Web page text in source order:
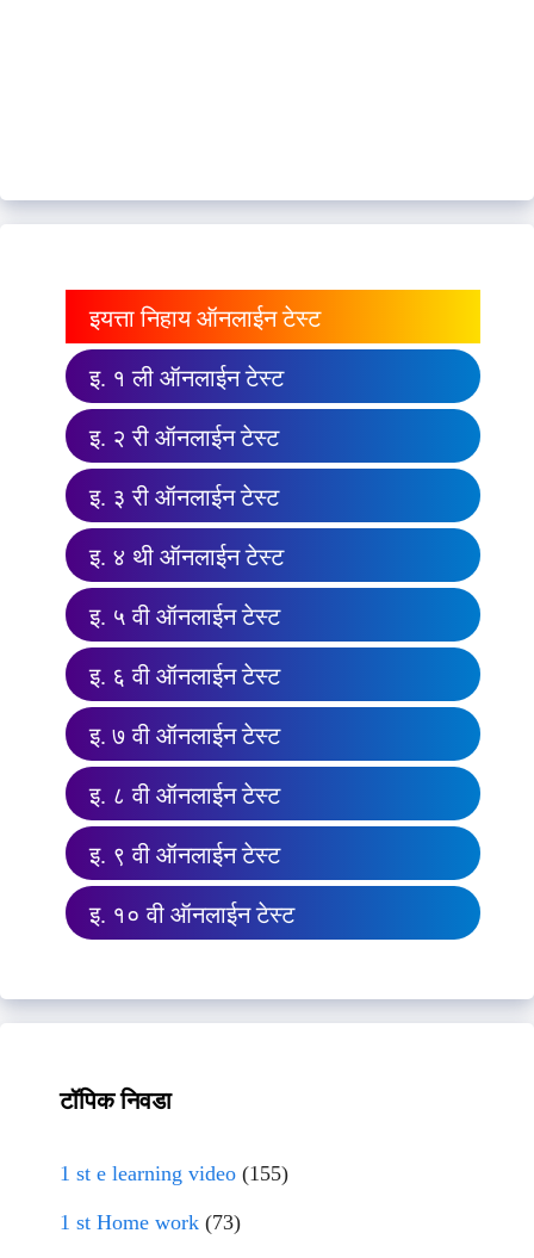
इयत्ता निहाय ऑनलाईन टेस्ट
इ. १ ली ऑनलाईन टेस्ट
इ. २ री ऑनलाईन टेस्ट
इ. ३ री ऑनलाईन टेस्ट
इ. ४ थी ऑनलाईन टेस्ट
इ. ५ वी ऑनलाईन टेस्ट
इ. ६ वी ऑनलाईन टेस्ट
इ. ७ वी ऑनलाईन टेस्ट
इ. ८ वी ऑनलाईन टेस्ट
इ. ९ वी ऑनलाईन टेस्ट
इ. १० वी ऑनलाईन टेस्ट
टॉपिक निवडा
1 st e learning video (155)
1 st Home work (73)